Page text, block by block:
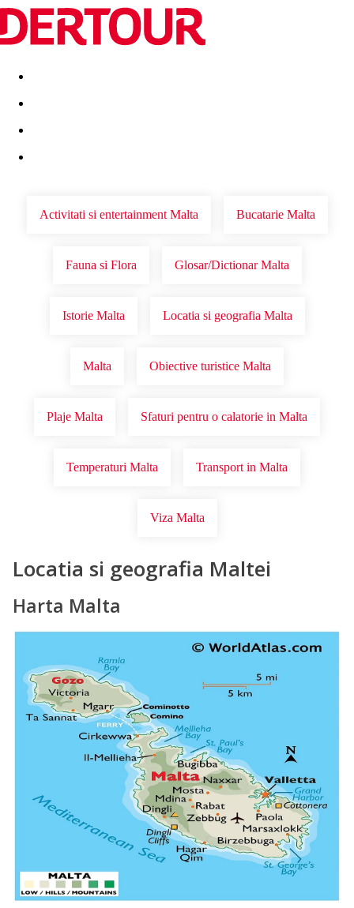
Destinatii Vacanta perfecta OFERTE DE NERATAT
Activitati si entertainment Malta Bucatarie Malta
Fauna si Flora Glosar/Dictionar Malta
Istorie Malta Locatia si geografia Malta
Malta Obiective turistice Malta
Plaje Malta Sfaturi pentru o calatorie in Malta
Temperaturi Malta Transport in Malta
Viza Malta
Locatia si geografia Maltei
Harta Malta